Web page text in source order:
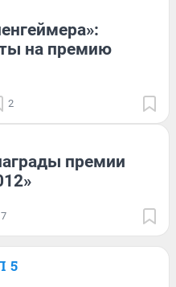
на премию
2
премии
7
5